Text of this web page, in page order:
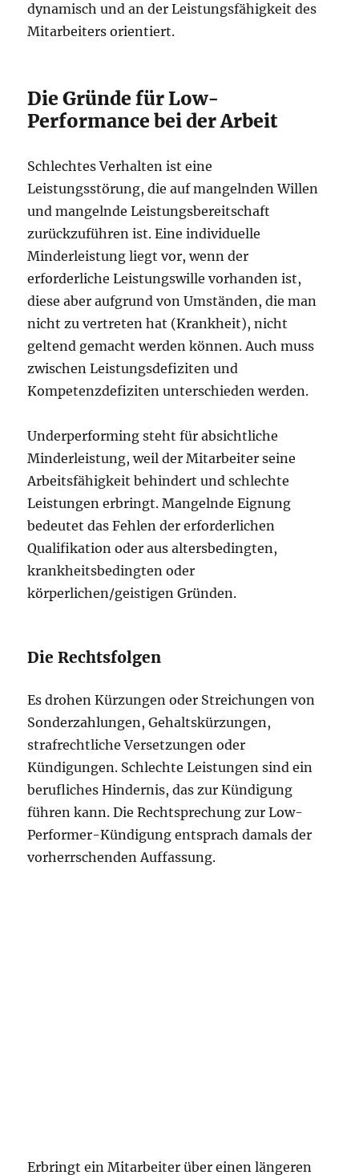
dynamisch und an der Leistungsfähigkeit des
Mitarbeiters orientiert.
Die Gründe für Low-
Performance bei der Arbeit
Schlechtes Verhalten ist eine
Leistungsstörung, die auf mangelnden Willen
und mangelnde Leistungsbereitschaft
zurückzuführen ist. Eine individuelle
Minderleistung liegt vor, wenn der
erforderliche Leistungswille vorhanden ist,
diese aber aufgrund von Umständen, die man
nicht zu vertreten hat (Krankheit), nicht
geltend gemacht werden können. Auch muss
zwischen Leistungsdefiziten und
Kompetenzdefiziten unterschieden werden.
Underperforming steht für absichtliche
Minderleistung, weil der Mitarbeiter seine
Arbeitsfähigkeit behindert und schlechte
Leistungen erbringt. Mangelnde Eignung
bedeutet das Fehlen der erforderlichen
Qualifikation oder aus altersbedingten,
krankheitsbedingten oder
körperlichen/geistigen Gründen.
Die Rechtsfolgen
Es drohen Kürzungen oder Streichungen von
Sonderzahlungen, Gehaltskürzungen,
strafrechtliche Versetzungen oder
Kündigungen. Schlechte Leistungen sind ein
berufliches Hindernis, das zur Kündigung
führen kann. Die Rechtsprechung zur Low-
Performer-Kündigung entsprach damals der
vorherrschenden Auffassung.
Erbringt ein Mitarbeiter über einen längeren